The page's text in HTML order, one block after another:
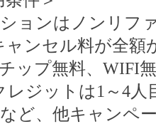
ョンはノンリフ
ャンセル料が全額
ップ無料、WIFI
レジットは1～4人
ど、他キャンペ